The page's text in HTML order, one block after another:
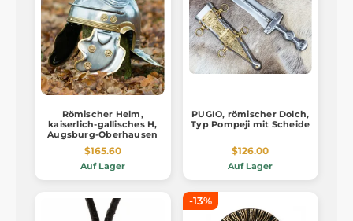
Römischer Helm,
kaiserlich-gallisches H,
Augsburg-Oberhausen
$165.60
Auf Lager
PUGIO, römischer Dolch,
Typ Pompeji mit Scheide
$126.00
Auf Lager
-13%